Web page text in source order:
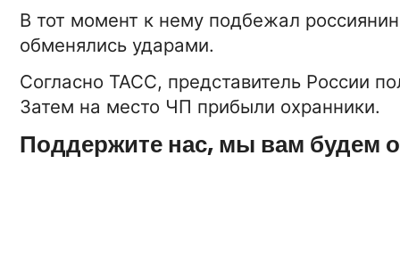
В тот момент к нему подбежал
обменялись ударами.
Согласно ТАСС, представитель России
Затем на место ЧП прибыли охранники.
Поддержите нас, мы вам будем
ТЕХНОЛОГИИ
Android устройствах
БИЗНЕС 15-01-2026 16:42:00
Дизайн и материалы, из